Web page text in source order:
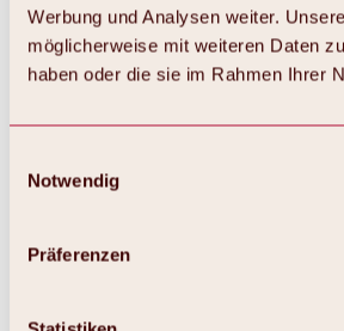
Werbung und Analysen weiter.
möglicherweise mit weiteren Daten
haben oder die sie im Rahmen Ihrer
Notwendig
Präferenzen